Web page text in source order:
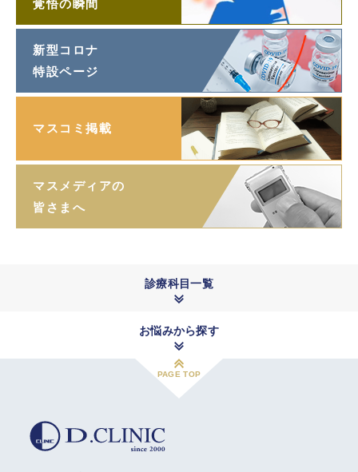
覚悟の瞬間
新型コロナ
特設ページ
マスコミ掲載
マスメディアの
皆さまへ
診療科目一覧
お悩みから探す
PAGE TOP